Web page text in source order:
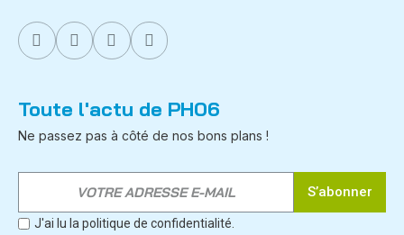
Toute l'actu de PH06
Ne passez pas à côté de nos bons plans !
S’abonner
J'ai lu la politique de confidentialité.